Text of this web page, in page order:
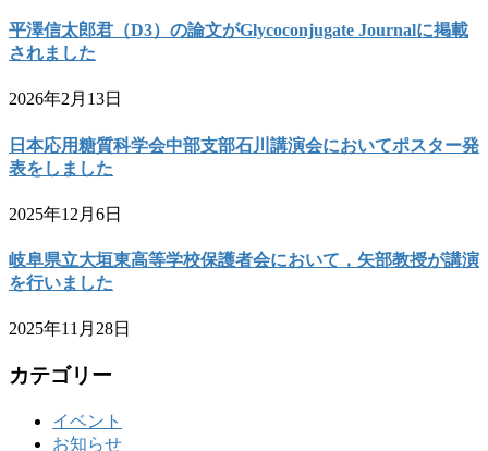
平澤信太郎君（D3）の論文がGlycoconjugate Journalに掲載
されました
2026年2月13日
日本応用糖質科学会中部支部石川講演会においてポスター発
表をしました
2025年12月6日
岐阜県立大垣東高等学校保護者会において，矢部教授が講演
を行いました
2025年11月28日
カテゴリー
イベント
お知らせ